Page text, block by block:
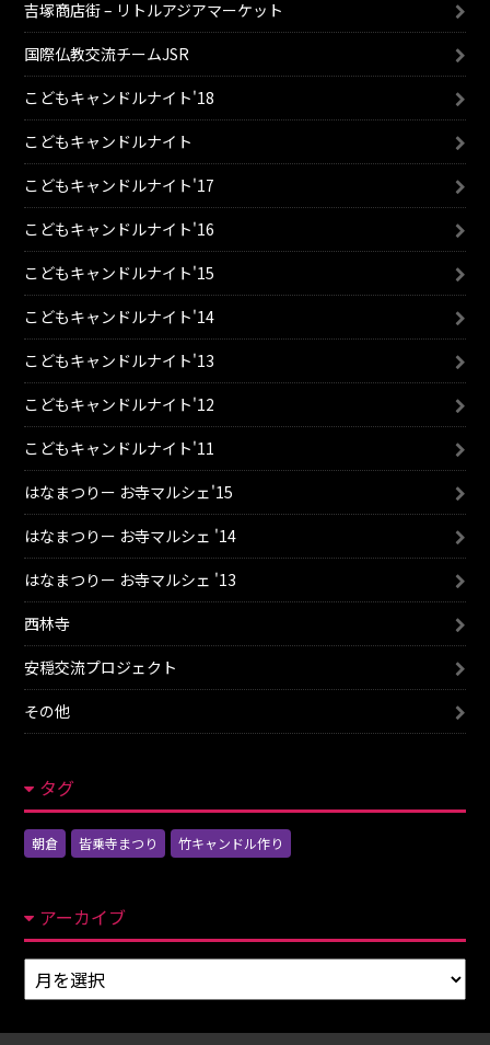
吉塚商店街 – リトルアジアマーケット
国際仏教交流チームJSR
こどもキャンドルナイト'18
こどもキャンドルナイト
こどもキャンドルナイト'17
こどもキャンドルナイト'16
こどもキャンドルナイト'15
こどもキャンドルナイト'14
こどもキャンドルナイト'13
こどもキャンドルナイト'12
こどもキャンドルナイト'11
はなまつりー お寺マルシェ'15
はなまつりー お寺マルシェ '14
はなまつりー お寺マルシェ '13
西林寺
安穏交流プロジェクト
その他
タグ
朝倉 皆乗寺まつり 竹キャンドル作り
アーカイブ
ア
ー